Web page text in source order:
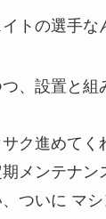
イトの選手な
、設置と組
ク進めてく
メンテナン
ついに マシ